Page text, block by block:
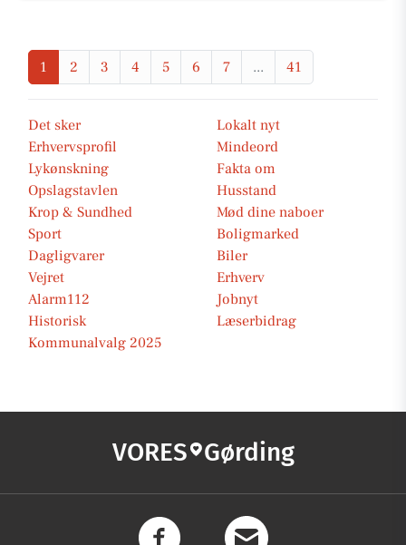
1 2 3 4 5 6 7 ... 41
Det sker
Lokalt nyt
Erhvervsprofil
Mindeord
Lykønskning
Fakta om
Opslagstavlen
Husstand
Krop & Sundhed
Mød dine naboer
Sport
Boligmarked
Dagligvarer
Biler
Vejret
Erhverv
Alarm112
Jobnyt
Historisk
Læserbidrag
Kommunalvalg 2025
VORES Gørding